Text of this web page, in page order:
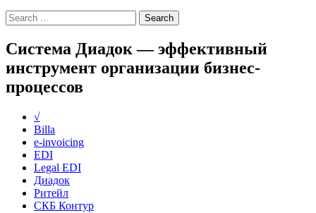
Система Диадок — эффективный
инструмент организации бизнес-
процессов
√
Billa
e-invoicing
EDI
Legal EDI
Диадок
Ритейл
СКБ Контур